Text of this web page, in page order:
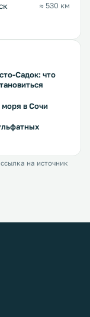
≈ 530 км
Садок: что
моря в Сочи
на источник